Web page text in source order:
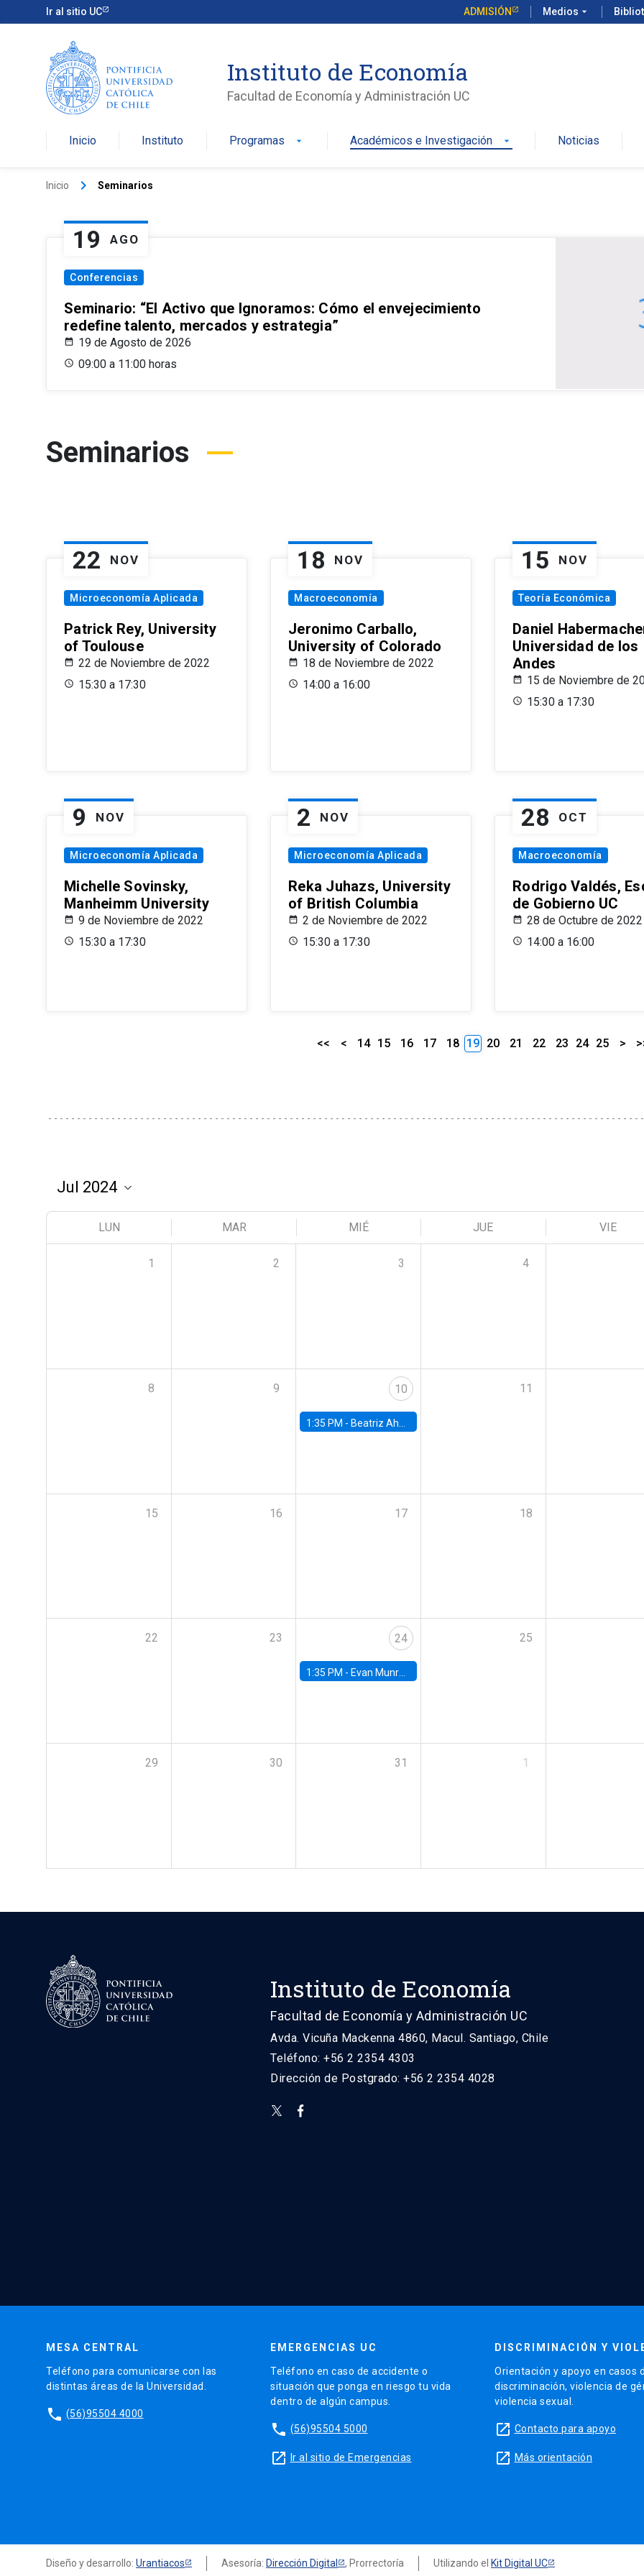
Ir al sitio UC ADMISIÓN Medios arrow_drop_down
Instituto de Economía
Facultad de Economía y Administración UC
Inicio Instituto Programas arrow_drop_down Académicos e Investigación arrow_drop_down Noticias
Inicio keyboard_arrow_right Seminarios
19 AGO
Conferencias
Seminario: “El Activo que Ignoramos: Cómo el envejecimiento
redefine talento, mercados y estrategia”
19 de Agosto de 2026
09:00 a 11:00 horas
Seminarios
22 NOV
Microeconomía Aplicada
Patrick Rey, University
of Toulouse
22 de Noviembre de 2022
15:30 a 17:30
18 NOV
Macroeconomía
Jeronimo Carballo,
University of Colorado
18 de Noviembre de 2022
14:00 a 16:00
15 NOV
Teoría Económica
Daniel
Universidad de los
Andes
15 de Noviembre de
15:30 a 17:30
9 NOV
Microeconomía Aplicada
Michelle Sovinsky,
Manheimm University
9 de Noviembre de 2022
15:30 a 17:30
2 NOV
Microeconomía Aplicada
Reka Juhazs, University
of British Columbia
2 de Noviembre de 2022
15:30 a 17:30
28 OCT
Macroeconomía
Rodrigo Valdés,
de Gobierno UC
28 de Octubre de 2022
14:00 a 16:00
<< < 14 15 16 17 18 19 20 21 22 23 24 25 >
LUN MAR MIÉ JUE VIE
1 2 3 4
8 9 10
1:35 PM - Beatriz Ahumada, PhD candidate, Universidad de Pittsburgh
11
15 16 17 18
22 23 24
1:35 PM - Evan Munro, Neyman Visiting Assistant Professor in the Department of Statistics at UC Berkeley
25
29 30 31 1
Instituto de Economía
Facultad de Economía y Administración UC
Avda. Vicuña Mackenna 4860, Macul. Santiago, Chile
Teléfono: +56 2 2354 4303
Dirección de Postgrado: +56 2 2354 4028
MESA CENTRAL
Teléfono para comunicarse con las
distintas áreas de la Universidad.
phone (56)95504 4000
EMERGENCIAS UC
Teléfono en caso de accidente o
situación que ponga en riesgo tu vida
dentro de algún campus.
phone (56)95504 5000
launch Ir al sitio de Emergencias
DISCRIMINACIÓN Y
Orientación y apoyo en casos
discriminación, violencia de
violencia sexual.
launch Contacto para apoyo
launch Más orientación
Diseño y desarrollo: Urantiacos Asesoría: Dirección Digital , Prorrectoría Utilizando el Kit Digital UC